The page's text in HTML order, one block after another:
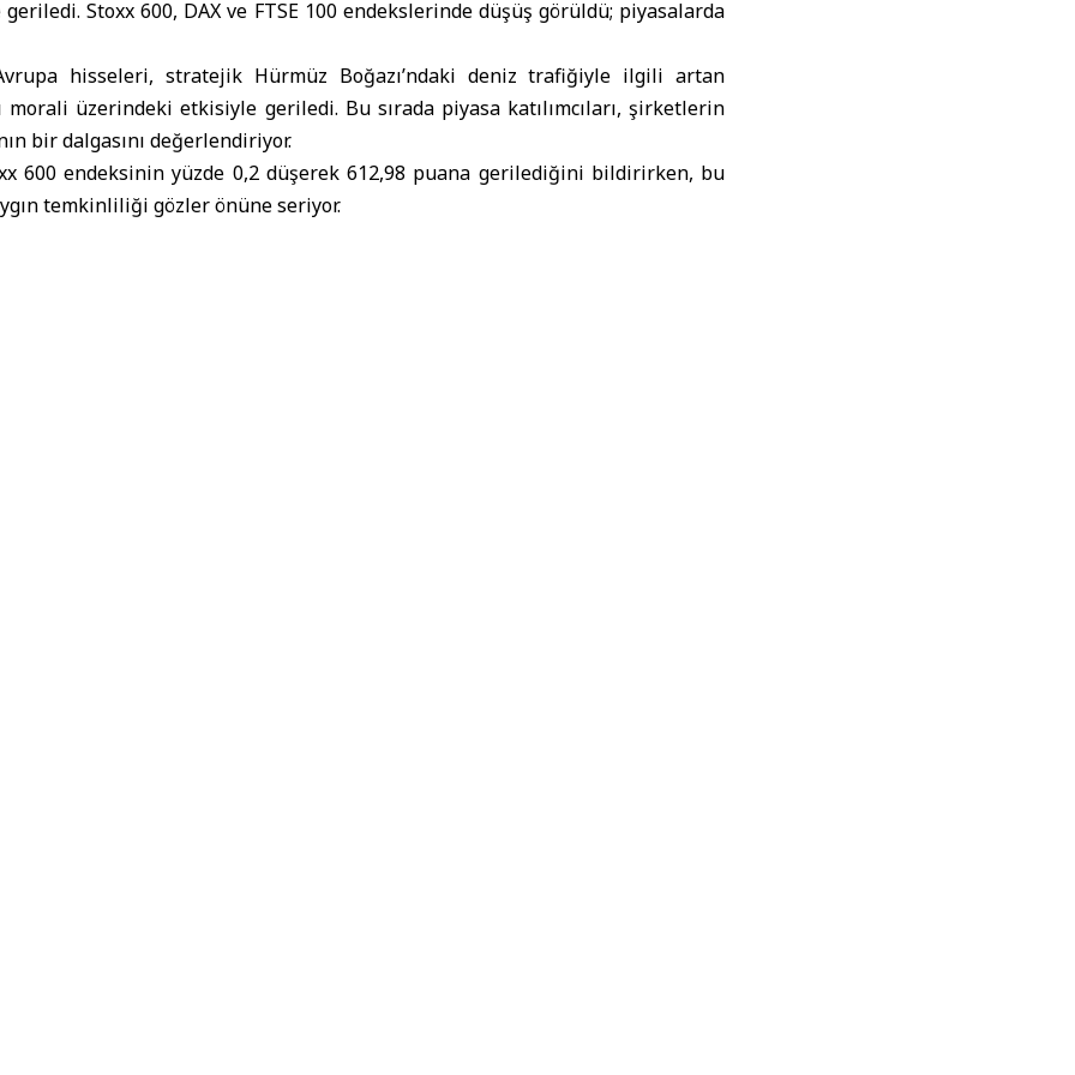
Stoxx 600, DAX ve FTSE 100 endekslerinde düşüş görüldü; piyasalarda
hisseleri, stratejik Hürmüz Boğazı’ndaki deniz trafiğiyle ilgili artan
morali üzerindeki etkisiyle geriledi. Bu sırada piyasa katılımcıları, şirketlerin
bir dalgasını değerlendiriyor.
600 endeksinin yüzde 0,2 düşerek 612,98 puana gerilediğini bildirirken, bu
temkinliliği gözler önüne seriyor.